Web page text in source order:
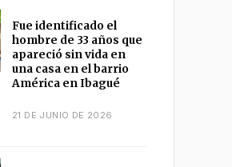
Fue identificado el
hombre de 33 años que
apareció sin vida en
una casa en el barrio
América en Ibagué
21 DE JUNIO DE 2026